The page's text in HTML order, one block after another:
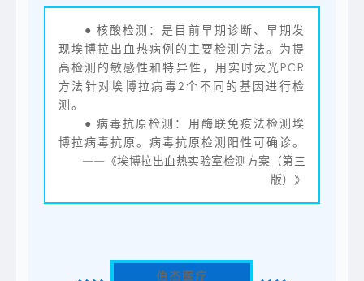
● 核酸检测：是目前早期诊断、早期发
现埃博拉出血热病例的主要检测方法。为提
高检测的敏感性和特异性，用实时荧光PCR
方法针对埃博拉病毒2个不同的基因进行检
测。
● 病毒抗原检测：用酶联免疫法检测埃
博拉病毒抗原。病毒抗原检测阳性可确诊。
——《埃博拉出血热实验室检测方案（第三
版）》
伯杰医疗